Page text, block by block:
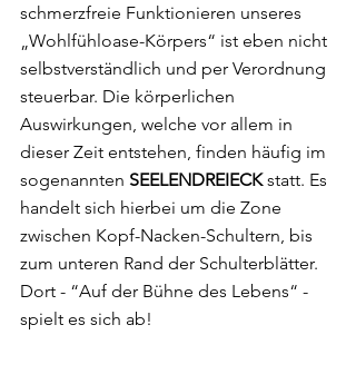
schmerzfreie Funktionieren unseres
„Wohlfühloase-Körpers“ ist eben nicht
selbstverständlich und per Verordnung
steuerbar. Die körperlichen
Auswirkungen, welche vor allem in
dieser Zeit entstehen, finden häufig im
sogenannten SEELENDREIECK statt. Es
handelt sich hierbei um die Zone
zwischen Kopf-Nacken-Schultern, bis
zum unteren Rand der Schulterblätter.
Dort - “Auf der Bühne des Lebens“ -
spielt es sich ab!